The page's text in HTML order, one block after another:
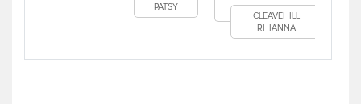
PATSY
CLEAVEHILL
RHIANNA